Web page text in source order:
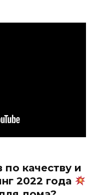
качеству и
2022 года